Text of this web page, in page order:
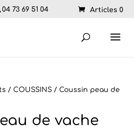
04 73 69 51 04 Articles 0
/COUSSINS / Coussin peau de
de vache